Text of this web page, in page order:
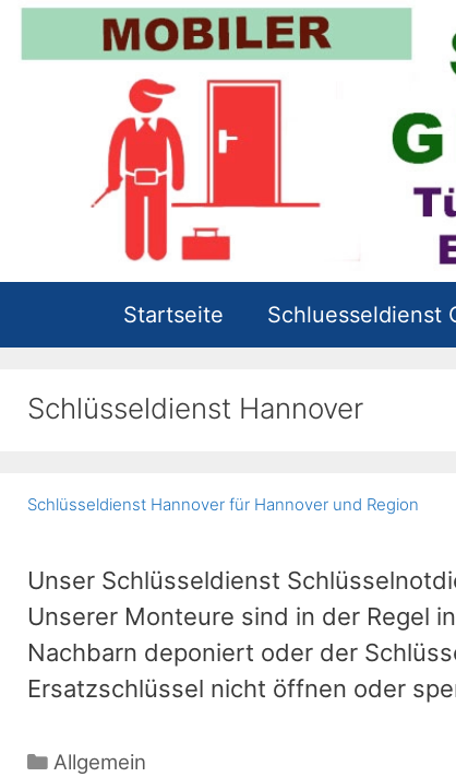
Zum
Inhalt
Startseite Schluesseldienst
Schlüsseldienst Hannover
Schlüsseldienst Hannover für Hannover und Region
Unser Schlüsseldienst
Unserer Monteure sind in der Regel
Nachbarn deponiert oder der
Ersatzschlüssel nicht öffnen oder
Kategorien
Allgemein